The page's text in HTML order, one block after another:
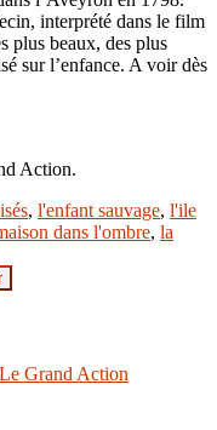
interprété dans le film
plus beaux, des plus
sur l’enfance. A voir dès
Action.
, l'enfant sauvage, l'ile
dans l'ombre, la
Grand Action